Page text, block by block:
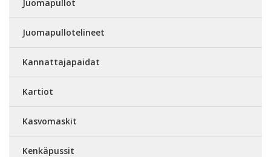
Juomapullot
Juomapullotelineet
Kannattajapaidat
Kartiot
Kasvomaskit
Kenkäpussit